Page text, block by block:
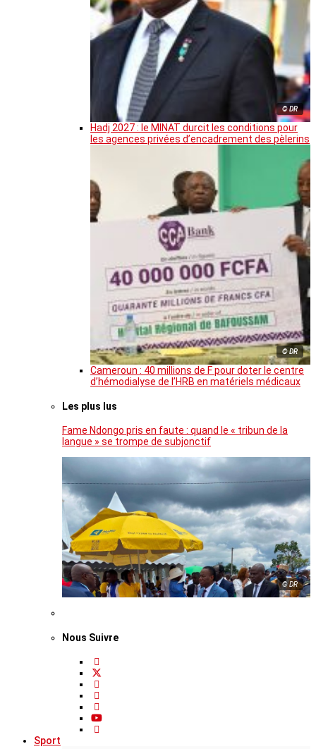
© DR
Hadj 2027 : le MINAT durcit les conditions pour
les agences privées d’encadrement des pèlerins
© DR
Cameroun : 40 millions de F pour doter le centre
d’hémodialyse de l’HRB en matériels médicaux
Les plus lus
Fame Ndongo pris en faute : quand le « tribun de la
langue » se trompe de subjonctif
© DR
Nous Suivre
Sport